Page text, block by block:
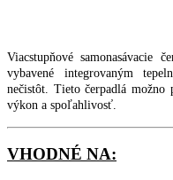
Viacstupňové
vybavené integrovaným
nečistôt. Tieto čerpadlá
výkon a spoľahlivosť.
VHODNÉ NA: